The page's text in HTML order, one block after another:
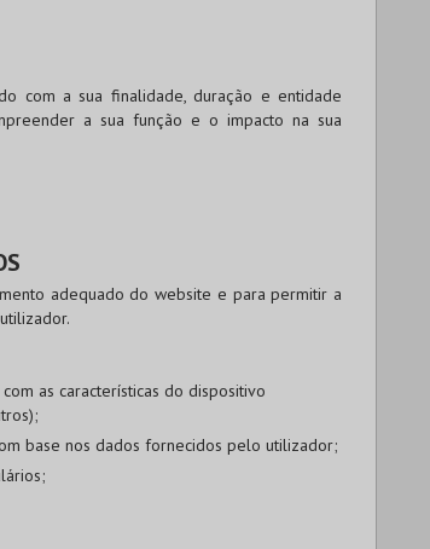
com a sua finalidade, duração e entidade
a sua função e o impacto na sua
adequado do website e para permitir a
as características do dispositivo
base nos dados fornecidos pelo utilizador;